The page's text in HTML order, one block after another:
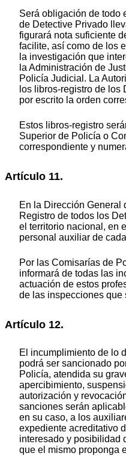
Será obligación de todo
de Detective Privado
figurará nota suficiente
facilite, así como de los
la investigación que
la Administración de
Policía Judicial. La
los libros-registro de los
por escrito la orden
Estos libros-registro
Superior de Policía o
correspondiente y
Artículo 11.
En la Dirección General
Registro de todos los
el territorio nacional, en
personal auxiliar de
Por las Comisarías de
informará de todas las
actuación de estos
de las inspecciones que
Artículo 12.
El incumplimiento de lo
podrá ser sancionado
Policía, atendida su
apercibimiento,
autorización y
sanciones serán
en su caso, a los
expediente acreditativo
interesado y posibilidad
que el mismo proponga